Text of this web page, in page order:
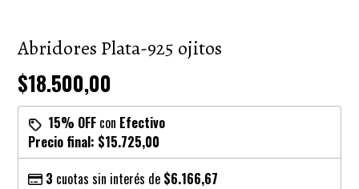
Abridores Plata-925 ojitos
$18.500,00
15% OFF con Efectivo
Precio final: $15.725,00
3 cuotas sin interés de $6.166,67